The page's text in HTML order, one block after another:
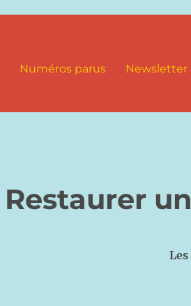
Numéros parus Newsletter
Restaurer